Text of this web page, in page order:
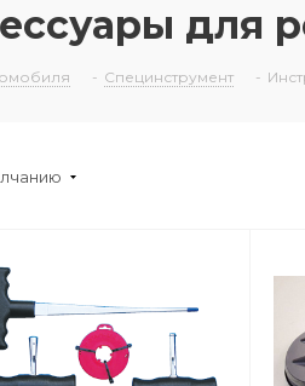
для
- Специнструмент -